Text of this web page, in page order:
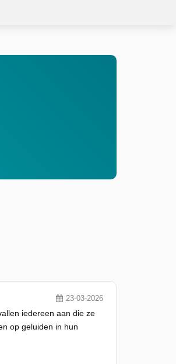
23-03-2026
iedereen aan die ze
op geluiden in hun